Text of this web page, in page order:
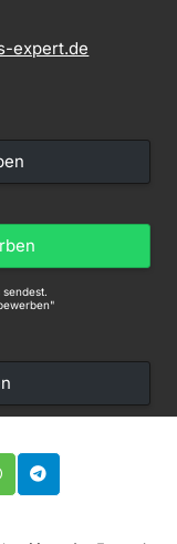
expert.de